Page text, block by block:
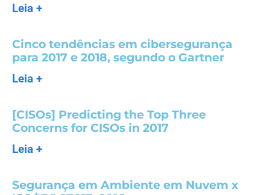
Leia +
Cinco tendências em cibersegurança
para 2017 e 2018, segundo o Gartner
Leia +
[CISOs] Predicting the Top Three
Concerns for CISOs in 2017
Leia +
Segurança em Ambiente em Nuvem x